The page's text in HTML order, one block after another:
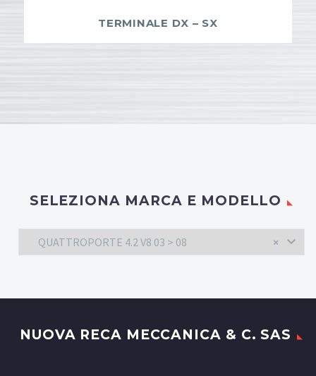
TERMINALE DX – SX
SELEZIONA MARCA E MODELLO
×
QUATTROPORTE 4.2 V8 03 > 08
NUOVA RECA MECCANICA & C. SAS